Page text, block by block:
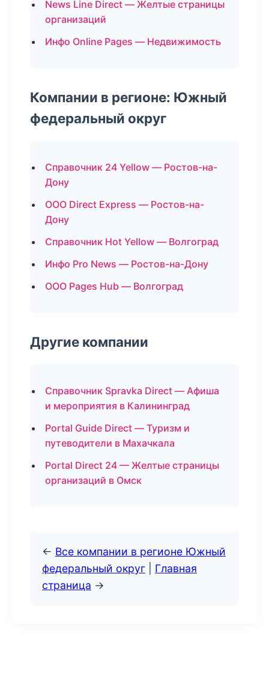
News Line Direct — Желтые страницы
организаций
Инфо Online Pages — Недвижимость
Компании в регионе: Южный
федеральный округ
Справочник 24 Yellow — Ростов-на-
Дону
ООО Direct Express — Ростов-на-
Дону
Справочник Hot Yellow — Волгоград
Инфо Pro News — Ростов-на-Дону
ООО Pages Hub — Волгоград
Другие компании
Справочник Spravka Direct — Афиша
и мероприятия в Калининград
Portal Guide Direct — Туризм и
путеводители в Махачкала
Portal Direct 24 — Желтые страницы
организаций в Омск
← Все компании в регионе Южный
федеральный округ
Главная
страница →